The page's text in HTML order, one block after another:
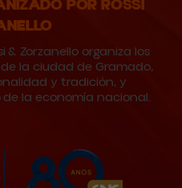
POR ROSSI
& Zorzanello organiza los
la ciudad de Gramado,
y tradición, y
la economía nacional.